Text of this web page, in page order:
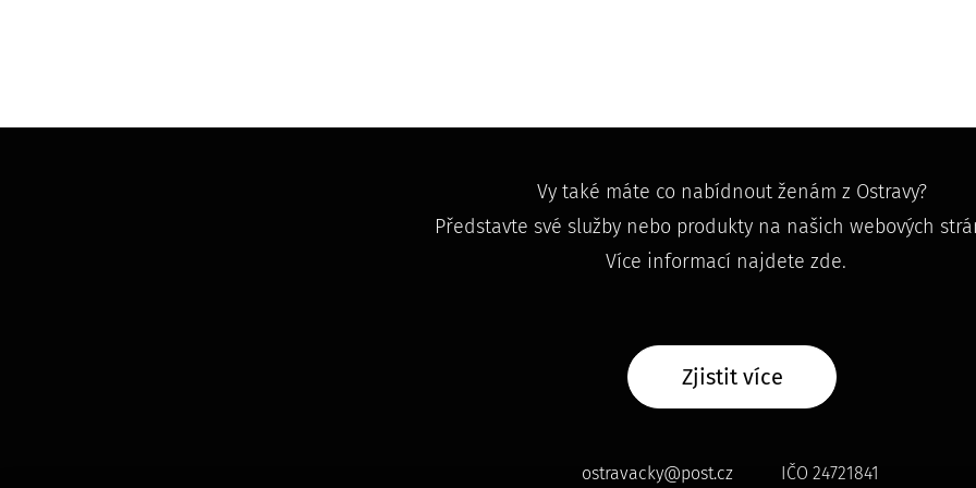
Vy také máte co nabídnout ženám z Ostravy?
Představte své služby nebo produkty na našich webových
Více informací najdete zde.
Zjistit více
ostravacky@post.czIČO 24721841